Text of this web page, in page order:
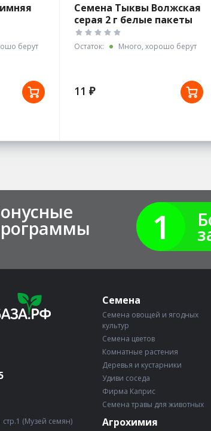
берут
Семена Тыквы Волжская
серая 2 г белые пакеты
Остаток: Много, хорошо берут
11 ₽
1
стр.1 (Музей семян)
Семена
Семена овощей и ягодных
культур
Семена цветов
Комнатные растения
Деревья и кустарники
Удиви соседа
Фирма Каприс
Семена травы для животных
Агрохимия